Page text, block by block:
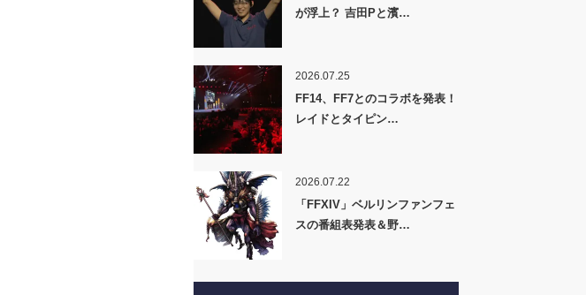
が浮上？ 吉田Pと濱…
2026.07.25
FF14、FF7とのコラボを発表！
レイドとタイピン…
2026.07.22
「FFXIV」ベルリンファンフェ
スの番組表発表＆野…